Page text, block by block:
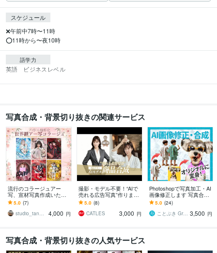
スケジュール
❌午前中7時〜11時
⭕️11時から〜夜10時
語学力
英語 ビジネスレベル
写真合成・背景切り抜きの関連サービス
流行のコラージュアー
写、宣材写真作成いたし
ます ✨️世界観指定対応
可！✨️アー写/フライヤー/
ジャケット等…
5.0 (7)
studio_tanukineiri
4,000 円
撮影・モデル不要！“AIで
売れる広告写真”作ります
商品写真を送るだけでAI
モデルとの自然な合成画
像を作成します
5.0 (8)
CATLES
3,000 円
Photoshopで写真加工・AI
画像修正します 写真合
成・レタッチ・画像編集
も対応します
5.0 (24)
ことぶき Graphics 3,500 円
写真合成・背景切り抜きの人気サービス